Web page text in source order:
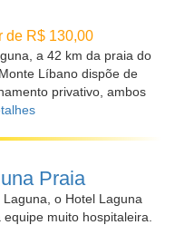
de R$ 130,00
a 42 km da praia do
Líbano dispõe de
privativo, ambos
Praia
o Hotel Laguna
muito hospitaleira.